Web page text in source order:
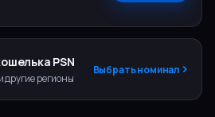
PSN
другие регионы
Выбрать номинал